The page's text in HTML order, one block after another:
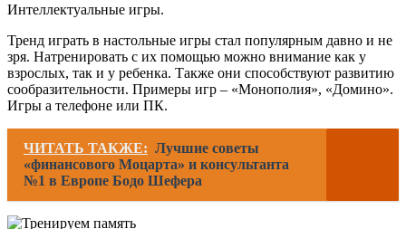
Интеллектуальные игры.
Тренд играть в настольные игры стал популярным давно и не
зря. Натренировать с их помощью можно внимание как у
взрослых, так и у ребенка. Также они способствуют развитию
сообразительности. Примеры игр – «Монополия», «Домино».
Игры а телефоне или ПК.
ЧИТАТЬ ТАКЖЕ: Лучшие советы
«финансового Моцарта» и консультанта
№1 в Европе Бодо Шефера